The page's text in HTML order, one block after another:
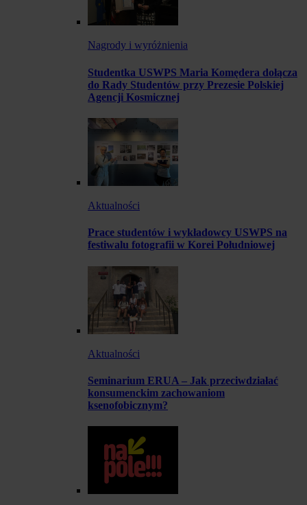
Nagrody i wyróżnienia
Studentka USWPS Maria Komędera dołącza
do Rady Studentów przy Prezesie Polskiej
Agencji Kosmicznej
Aktualności
Prace studentów i wykładowcy USWPS na
festiwalu fotografii w Korei Południowej
Aktualności
Seminarium ERUA – Jak przeciwdziałać
konsumenckim zachowaniom
ksenofobicznym?